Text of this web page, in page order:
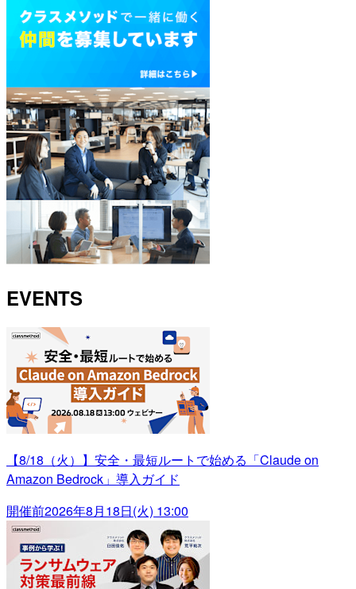
EVENTS
【8/18（火）】安全・最短ルートで始める「Claude on
Amazon Bedrock」導入ガイド
開催前2026年8月18日(火) 13:00